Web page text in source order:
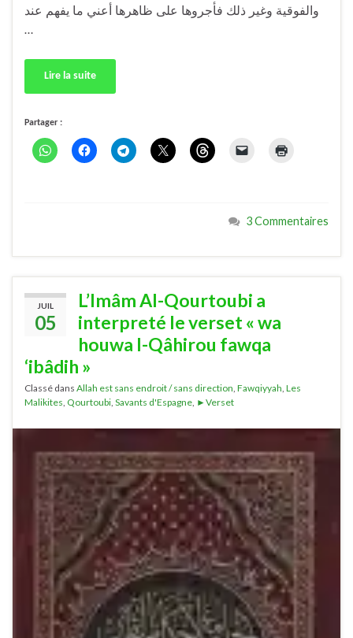
والفوقية وغير ذلك فأجروها على ظاهرها أعني ما يفهم عند
…
Lire la suite
Partager :
3 Commentaires
JUIL
05
L’Imâm Al-Qourtoubi a
interpreté le verset « wa
houwa l-Qâhirou fawqa
‘ibâdih »
Classé dans Allah est sans endroit / sans direction, Fawqiyyah, Les
Malikites, Qourtoubi, Savants d'Espagne, ►Verset